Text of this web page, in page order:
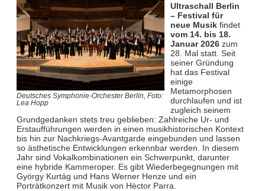
Deutsches Symphonie-Orchester Berlin, Foto:
Lea Hopp
Ultraschall Berlin
– Festival für
neue Musikfindet
vom 14. bis 18.
Januar 2026zum
28. Mal statt. Seit
seiner Gründung
hat das Festival
einige
Metamorphosen
durchlaufen und ist
zugleich seinem
Grundgedanken stets treu geblieben: Zahlreiche Ur- und
Erstaufführungen werden in einen musikhistorischen Kontext
bis hin zur Nachkriegs-Avantgarde eingebunden und lassen
so ästhetische Entwicklungen erkennbar werden. In diesem
Jahr sind Vokalkombinationen ein Schwerpunkt, darunter
eine hybride Kammeroper. Es gibt Wiederbegegnungen mit
György Kurtág und Hans Werner Henze und ein
Porträtkonzert mit Musik von Hèctor Parra.